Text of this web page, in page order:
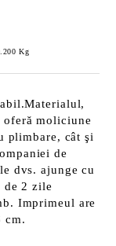
Kg
oferă moliciune
plimbare, cât şi
de
dvs. ajunge cu
de 2 zile
Imprimeul are
cm.